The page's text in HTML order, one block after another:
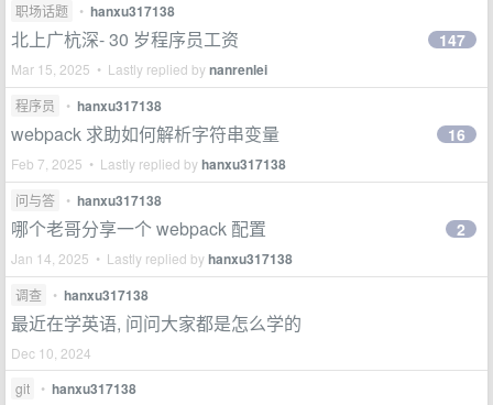
职场话题 • hanxu317138
北上广杭深- 30 岁程序员工资
Mar 15, 2025 • Lastly replied bynanrenlei
147
程序员 • hanxu317138
webpack 求助如何解析字符串变量
Feb 7, 2025 • Lastly replied byhanxu317138
16
问与答 • hanxu317138
哪个老哥分享一个 webpack 配置
Jan 14, 2025 • Lastly replied byhanxu317138
2
调查 • hanxu317138
最近在学英语, 问问大家都是怎么学的
Dec 10, 2024
git
• hanxu317138